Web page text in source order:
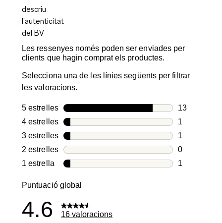
Les ressenyes només poden ser enviades per
clients que hagin comprat els productes.
Selecciona una de les línies següents per filtrar
les valoracions.
5 estrellesestrelles
13
13
4 estrellesestrelles
1
1 valoració
3 estrellesestrelles
1
1 valoració
2 estrellesestrelles
0
0
1 estrellaestrelles
1
Puntuació global
4.6 16 valoracions